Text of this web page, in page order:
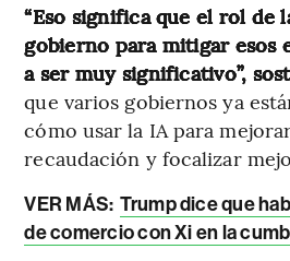
“Eso significa que el rol de
gobierno para mitigar esos
a ser muy significativo”,
que varios gobiernos ya
cómo usar la IA para
recaudación y focalizar
VER MÁS: Trump dice que
de comercio con Xi en la